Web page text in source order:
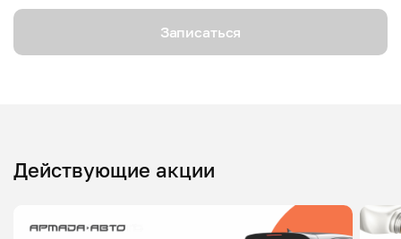
Записаться
Действующие акции